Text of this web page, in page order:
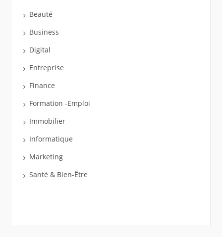
Beauté
Business
Digital
Entreprise
Finance
Formation -Emploi
Immobilier
Informatique
Marketing
Santé & Bien-Être